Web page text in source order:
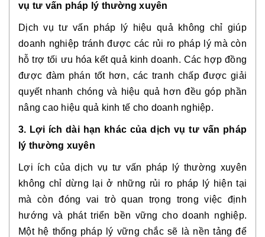
vụ tư vấn pháp lý thường xuyên
Dịch vụ tư vấn pháp lý hiệu quả không chỉ giúp
doanh nghiệp tránh được các rủi ro pháp lý mà còn
hỗ trợ tối ưu hóa kết quả kinh doanh. Các hợp đồng
được đàm phán tốt hơn, các tranh chấp được giải
quyết nhanh chóng và hiệu quả hơn đều góp phần
nâng cao hiệu quả kinh tế cho doanh nghiệp.
3. Lợi ích dài hạn khác của dịch vụ tư vấn pháp
lý thường xuyên
Lợi ích của dịch vụ tư vấn pháp lý thường xuyên
không chỉ dừng lại ở những rủi ro pháp lý hiện tại
mà còn đóng vai trò quan trọng trong việc định
hướng và phát triển bền vững cho doanh nghiệp.
Một hệ thống pháp lý vững chắc sẽ là nền tảng để